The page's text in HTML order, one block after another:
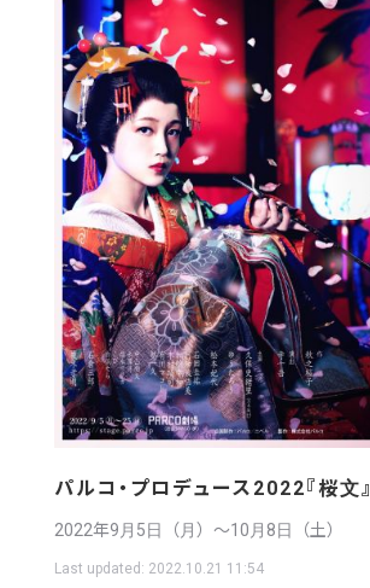
パルコ・プロデュース2022『桜文』
2022年9月5日（月）〜10月8日（土）
Last updated: 2022.10.21 11:54